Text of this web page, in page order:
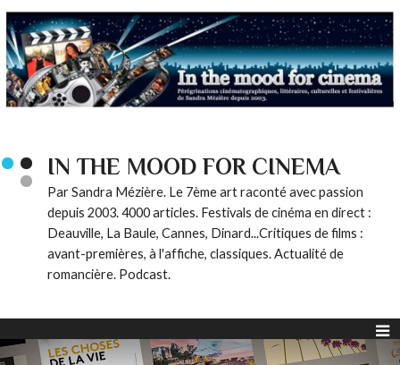
IN THE MOOD FOR CINEMA
Par Sandra Mézière. Le 7ème art raconté avec passion
depuis 2003. 4000 articles. Festivals de cinéma en direct :
Deauville, La Baule, Cannes, Dinard...Critiques de films :
avant-premières, à l'affiche, classiques. Actualité de
romancière. Podcast.